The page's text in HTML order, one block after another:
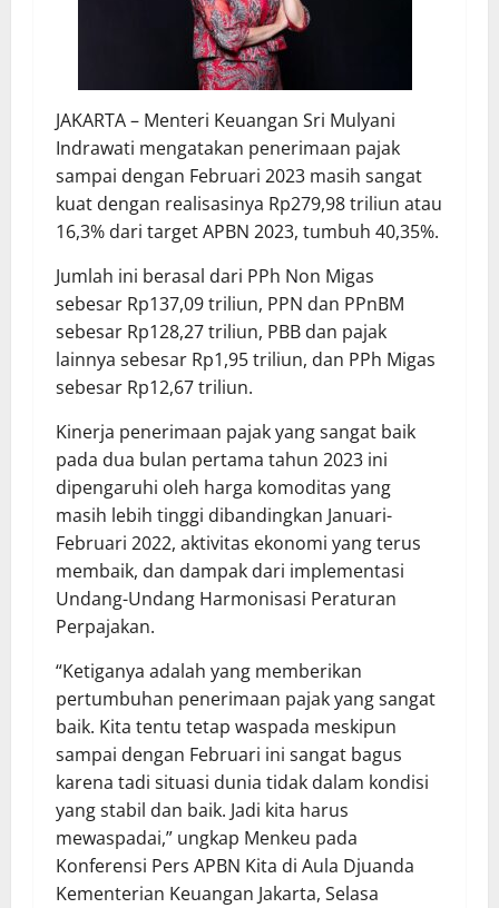
JAKARTA – Menteri Keuangan Sri Mulyani
Indrawati mengatakan penerimaan pajak
sampai dengan Februari 2023 masih sangat
kuat dengan realisasinya Rp279,98 triliun atau
16,3% dari target APBN 2023, tumbuh 40,35%.
Jumlah ini berasal dari PPh Non Migas
sebesar Rp137,09 triliun, PPN dan PPnBM
sebesar Rp128,27 triliun, PBB dan pajak
lainnya sebesar Rp1,95 triliun, dan PPh Migas
sebesar Rp12,67 triliun.
Kinerja penerimaan pajak yang sangat baik
pada dua bulan pertama tahun 2023 ini
dipengaruhi oleh harga komoditas yang
masih lebih tinggi dibandingkan Januari-
Februari 2022, aktivitas ekonomi yang terus
membaik, dan dampak dari implementasi
Undang-Undang Harmonisasi Peraturan
Perpajakan.
“Ketiganya adalah yang memberikan
pertumbuhan penerimaan pajak yang sangat
baik. Kita tentu tetap waspada meskipun
sampai dengan Februari ini sangat bagus
karena tadi situasi dunia tidak dalam kondisi
yang stabil dan baik. Jadi kita harus
mewaspadai,” ungkap Menkeu pada
Konferensi Pers APBN Kita di Aula Djuanda
Kementerian Keuangan Jakarta, Selasa